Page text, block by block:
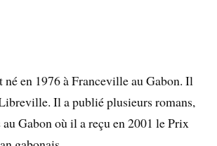
né en 1976 à Franceville au Gabon. Il
Il a publié plusieurs romans,
au Gabon où il a reçu en 2001 le Prix